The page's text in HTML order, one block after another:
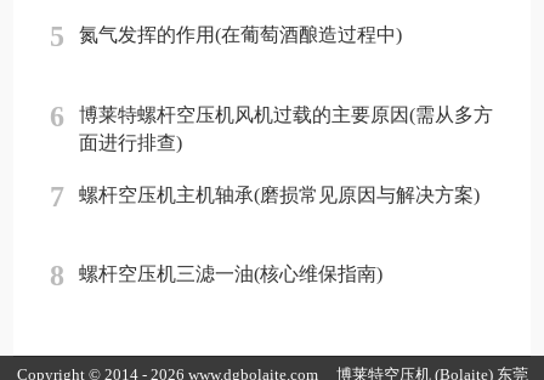
5 氮气发挥的作用(在葡萄酒酿造过程中)
6
博莱特螺杆空压机风机过载的主要原因(需从多方
面进行排查)
7 螺杆空压机主机轴承(磨损常见原因与解决方案)
8 螺杆空压机三滤一油(核心维保指南)
Copyright © 2014 - 2026 www.dgbolaite.com 博莱特空压机 (Bolaite) 东莞